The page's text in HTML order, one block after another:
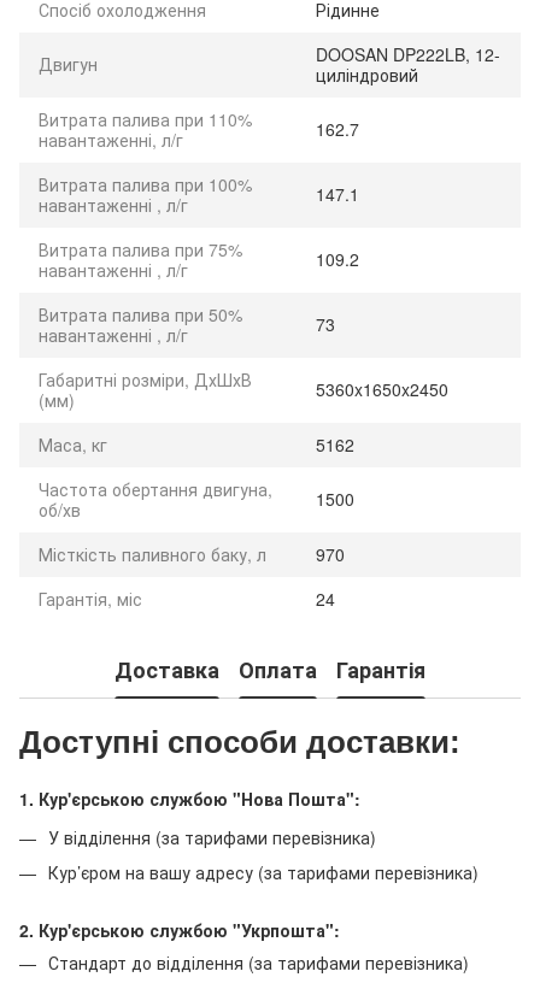
Спосіб охолодження Рідинне
Двигун
DOOSAN DP222LB, 12-
циліндровий
Витрата палива при 110%
навантаженні, л/г
162.7
Витрата палива при 100%
навантаженні , л/г
147.1
Витрата палива при 75%
навантаженні , л/г
109.2
Витрата палива при 50%
навантаженні , л/г
73
Габаритні розміри, ДхШхВ
(мм)
5360x1650x2450
Маса, кг
5162
Частота обертання двигуна,
об/хв
1500
Місткість паливного баку, л
970
Гарантія, міс
24
Доставка Оплата Гарантія
Доступні способи доставки:
1. Кур'єрською службою "Нова Пошта":
У відділення (за тарифами перевізника)
Кур’єром на вашу адресу (за тарифами перевізника)
2. Кур'єрською службою "Укрпошта":
Стандарт до відділення (за тарифами перевізника)